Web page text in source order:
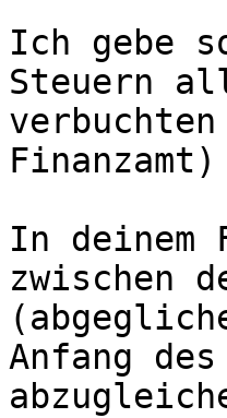
Ich gebe
Steuern
In
zwischen
Anfang